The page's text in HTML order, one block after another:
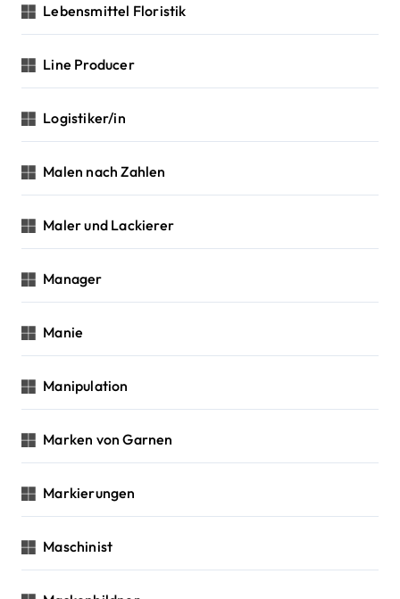
Lebensmittel Floristik
Line Producer
Logistiker/in
Malen nach Zahlen
Maler und Lackierer
Manager
Manie
Manipulation
Marken von Garnen
Markierungen
Maschinist